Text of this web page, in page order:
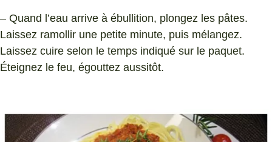
– Quand l’eau arrive à ébullition, plongez les pâtes.
Laissez ramollir une petite minute, puis mélangez.
Laissez cuire selon le temps indiqué sur le paquet.
Éteignez le feu, égouttez aussitôt.